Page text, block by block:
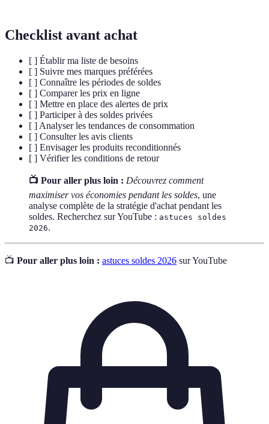
Checklist avant achat
[ ] Établir ma liste de besoins
[ ] Suivre mes marques préférées
[ ] Connaître les périodes de soldes
[ ] Comparer les prix en ligne
[ ] Mettre en place des alertes de prix
[ ] Participer à des soldes privées
[ ] Analyser les tendances de consommation
[ ] Consulter les avis clients
[ ] Envisager les produits reconditionnés
[ ] Vérifier les conditions de retour
📺 Pour aller plus loin : Découvrez comment
maximiser vos économies pendant les soldes, une
analyse complète de la stratégie d'achat pendant les
soldes. Recherchez sur YouTube : astuces soldes
2026.
📺 Pour aller plus loin : astuces soldes 2026 sur YouTube